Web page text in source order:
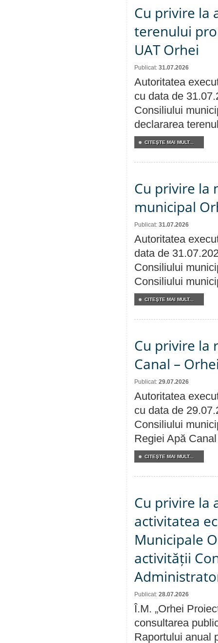
Cu privire la
terenului
UAT Orhei
Publicat: 31.07.2026
Autoritatea
cu data de
Consiliului
declararea
CITEŞTE MAI MULT...
Cu privire la
municipal
Publicat: 31.07.2026
Autoritatea
data de
Consiliului
Consiliului
CITEŞTE MAI MULT...
Cu privire la
Canal –
Publicat: 29.07.2026
Autoritatea
cu data de
Consiliului
Regiei Apă
CITEŞTE MAI MULT...
Cu privire la
activitatea
Municipale
activității
Publicat: 28.07.2026
Î.M. „Orhei
consultarea
Raportului anual